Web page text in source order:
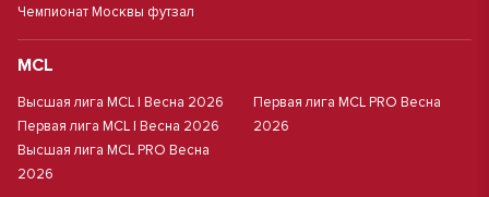
Чемпионат Москвы футзал
MCL
Высшая лига MCL | Весна 2026
Первая лига MCL | Весна 2026
Высшая лига MCL PRO Весна
2026
Первая лига MCL PRO Весна
2026